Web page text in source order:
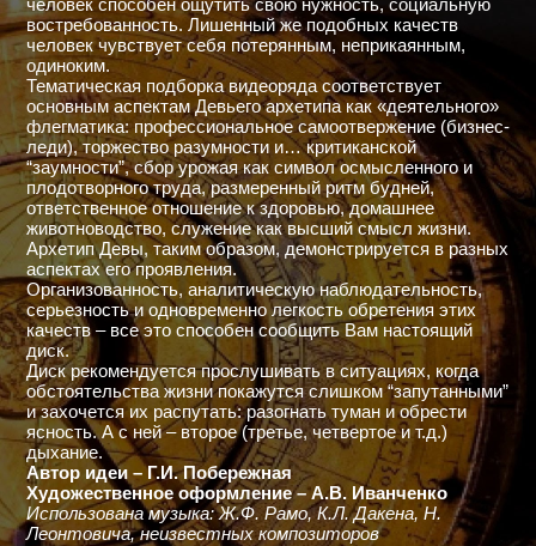
человек способен ощутить свою нужность, социальную
востребованность. Лишенный же подобных качеств
человек чувствует себя потерянным, неприкаянным,
одиноким.
Тематическая подборка видеоряда соответствует
основным аспектам Девьего архетипа как «деятельного»
флегматика: профессиональное самоотвержение (бизнес-
леди), торжество разумности и… критиканской
“заумности”, сбор урожая как символ осмысленного и
плодотворного труда, размеренный ритм будней,
ответственное отношение к здоровью, домашнее
животноводство, служение как высший смысл жизни.
Архетип Девы, таким образом, демонстрируется в разных
аспектах его проявления.
Организованность, аналитическую наблюдательность,
серьезность и одновременно легкость обретения этих
качеств – все это способен сообщить Вам настоящий
диск.
Диск рекомендуется прослушивать в ситуациях, когда
обстоятельства жизни покажутся слишком “запутанными”
и захочется их распутать: разогнать туман и обрести
ясность. А с ней – второе (третье, четвертое и т.д.)
дыхание.
Автор идеи – Г.И. Побережная
Художественное оформление – А.В. Иванченко
Использована музыка: Ж.Ф. Рамо, К.Л. Дакена, Н.
Леонтовича, неизвестных композиторов